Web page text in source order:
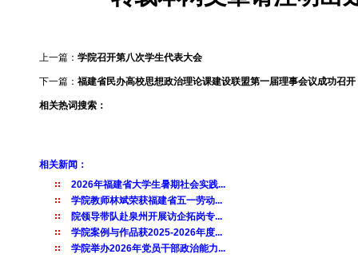
上一篇： 学院召开第八次学生代表大会
下一篇： 福建省民办高校思想政治理论课建设联盟第一届理事会议成功召开
相关热词搜索：
相关新闻：